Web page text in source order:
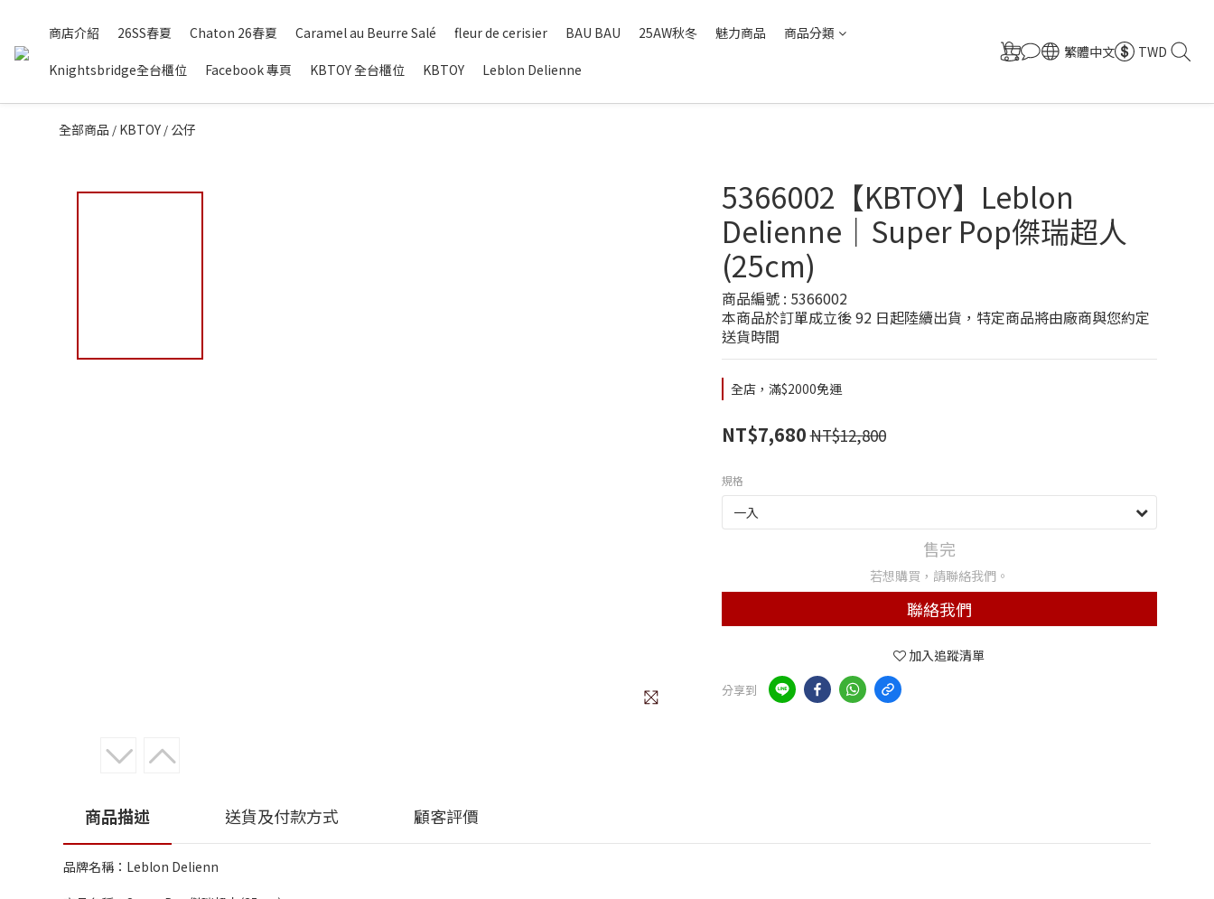
商店介紹 26SS春夏 Chaton 26春夏 Caramel au Beurre Salé fleur de cerisier BAU BAU 25AW秋冬 魅力商品 商品分類
Knightsbridge全台櫃位 Facebook 專頁 KBTOY 全台櫃位 KBTOY Leblon Delienne
繁體中文 TWD
全部商品 / KBTOY / 公仔
5366002【KBTOY】Leblon
Delienne｜Super Pop傑瑞超人
(25cm)
商品編號 : 5366002
本商品於訂單成立後 92 日起陸續出貨，特定商品將由廠商與您約定
送貨時間
全店，滿$2000免運
NT$7,680NT$12,800
規格
售完
若想購買，請聯絡我們。
聯絡我們
加入追蹤清單
分享到
商品描述 送貨及付款方式 顧客評價
品牌名稱：Leblon Delienn